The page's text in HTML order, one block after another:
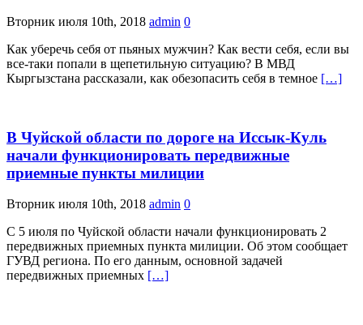
Вторник июля 10th, 2018 admin 0
Как уберечь себя от пьяных мужчин? Как вести себя, если вы
все-таки попали в щепетильную ситуацию? В МВД
Кыргызстана рассказали, как обезопасить себя в темное […]
В Чуйской области по дороге на Иссык-Куль
начали функционировать передвижные
приемные пункты милиции
Вторник июля 10th, 2018 admin 0
С 5 июля по Чуйской области начали функционировать 2
передвижных приемных пункта милиции. Об этом сообщает
ГУВД региона. По его данным, основной задачей
передвижных приемных […]